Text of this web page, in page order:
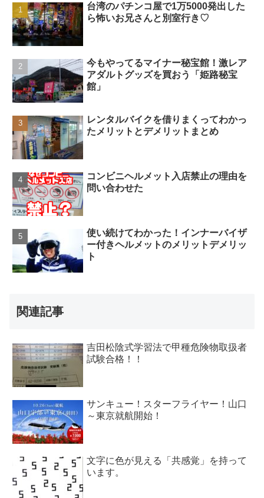
台湾のパチンコ屋で1万5000発出した
ら怖いお兄さんと別室行き♡
今もやってるマイナー秘宝館！激レア
アダルトグッズを買おう「姫路秘宝
館」
レンタルバイクを借りまくってわかっ
たメリットとデメリットまとめ
コンビニヘルメット入店禁止の理由を
問い合わせた
使い続けてわかった！インナーバイザ
ー付きヘルメットのメリットデメリッ
ト
関連記事
吉田松陰式学習法で甲種危険物取扱者
試験合格！！
サンキュー！スターフライヤー！山口
～東京就航開始！
文字に色が見える「共感覚」を持って
います。